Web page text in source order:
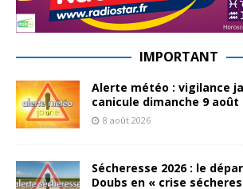
IMPORTANT
Alerte météo : vigilance
canicule dimanche 9 août
8 août 2026
Sécheresse 2026 : le
Doubs en « crise